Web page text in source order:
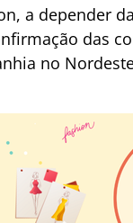
a depender
das
no